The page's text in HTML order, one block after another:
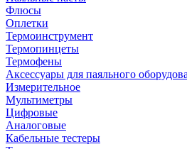
Флюсы
Оплетки
Термоинструмент
Термопинцеты
Термофены
Аксессуары для паяльного
Измерительное
Мультиметры
Цифровые
Аналоговые
Кабельные тестеры